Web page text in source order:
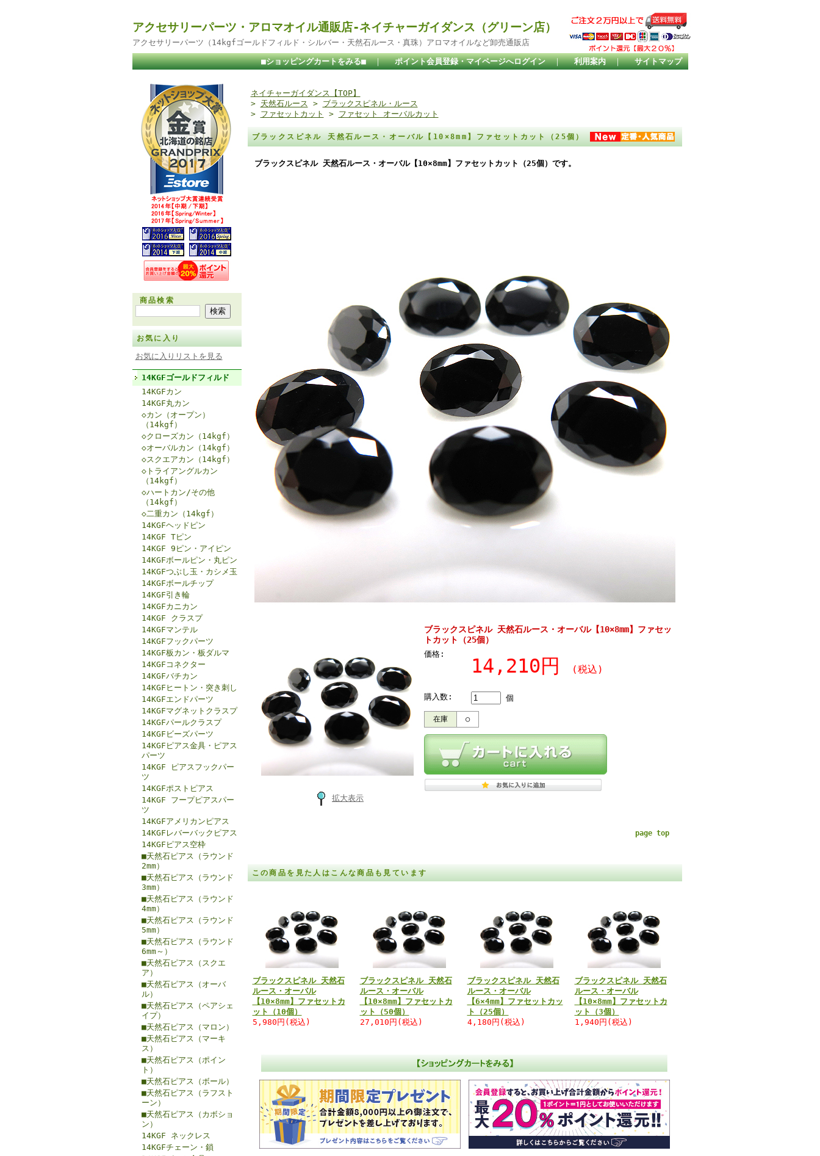
アクセサリーパーツ・アロマオイル通販店-ネイチャーガイダンス（グリーン店）
アクセサリーパーツ（14kgfゴールドフィルド・シルバー・天然石ルース・真珠）アロマオイルなど卸売通販店
■ショッピングカートをみる■ ｜ ポイント会員登録・マイページへログイン ｜ 利用案内 ｜ サイトマップ
商品検索
お気に入り
お気に入りリストを見る
14KGFゴールドフィルド
14KGFカン
14KGF丸カン
◇カン（オープン）
（14kgf）
◇クローズカン（14kgf）
◇オーバルカン（14kgf）
◇スクエアカン（14kgf）
◇トライアングルカン
（14kgf）
◇ハートカン/その他
（14kgf）
◇二重カン（14kgf）
14KGFヘッドピン
14KGF Tピン
14KGF 9ピン・アイピン
14KGFボールピン・丸ピン
14KGFつぶし玉・カシメ玉
14KGFボールチップ
14KGF引き輪
14KGFカニカン
14KGF クラスプ
14KGFマンテル
14KGFフックパーツ
14KGF板カン・板ダルマ
14KGFコネクター
14KGFバチカン
14KGFヒートン・突き刺し
14KGFエンドパーツ
14KGFマグネットクラスプ
14KGFパールクラスプ
14KGFビーズパーツ
14KGFピアス金具・ピアス
パーツ
14KGF ピアスフックパー
ツ
14KGFポストピアス
14KGF フープピアスパー
ツ
14KGFアメリカンピアス
14KGFレバーバックピアス
14KGFピアス空枠
■天然石ピアス（ラウンド
2mm）
■天然石ピアス（ラウンド
3mm）
■天然石ピアス（ラウンド
4mm）
■天然石ピアス（ラウンド
5mm）
■天然石ピアス（ラウンド
6mm～）
■天然石ピアス（スクエ
ア）
■天然石ピアス（オーバ
ル）
■天然石ピアス（ペアシェ
イプ）
■天然石ピアス（マロン）
■天然石ピアス（マーキ
ス）
■天然石ピアス（ポイン
ト）
■天然石ピアス（ボール）
■天然石ピアス（ラフスト
ーン）
■天然石ピアス（カボショ
ン）
14KGF ネックレス
14KGFチェーン・鎖
ネイチャーガイダンス【TOP】
> 天然石ルース > ブラックスピネル・ルース
> ファセットカット > ファセット オーバルカット
ブラックスピネル 天然石ルース・オーバル【10×8mm】ファセットカット（25個）
ブラックスピネル 天然石ルース・オーバル【10×8mm】ファセットカット（25個）です。
拡大表示
ブラックスピネル 天然石ルース・オーバル【10×8mm】ファセッ
トカット（25個）
価格:
14,210円 (税込)
購入数: 個
在庫 ○
page top
この商品を見た人はこんな商品も見ています
ブラックスピネル 天然石
ルース・オーバル
【10×8mm】ファセットカ
ット（10個）
5,980円(税込)
ブラックスピネル 天然石
ルース・オーバル
【10×8mm】ファセットカ
ット（50個）
27,010円(税込)
ブラックスピネル 天然石
ルース・オーバル
【6×4mm】ファセットカッ
ト（25個）
4,180円(税込)
ブラックスピネル 天然石
ルース・オーバル
【10×8mm】ファセットカ
ット（3個）
1,940円(税込)